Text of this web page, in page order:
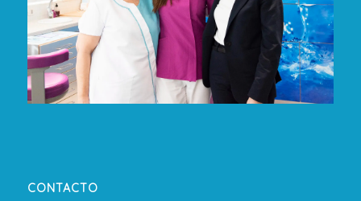
CONTACTO